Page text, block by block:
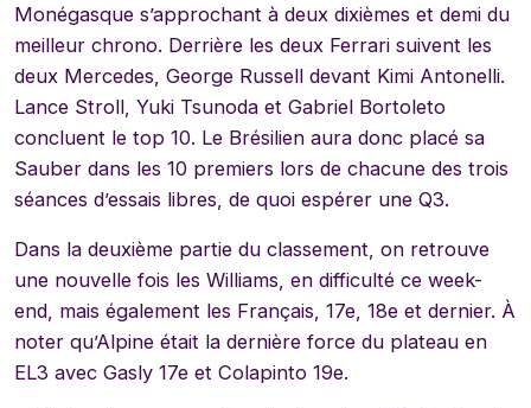
Monégasque s’approchant à deux dixièmes et demi du
meilleur chrono. Derrière les deux Ferrari suivent les
deux Mercedes, George Russell devant Kimi Antonelli.
Lance Stroll, Yuki Tsunoda et Gabriel Bortoleto
concluent le top 10. Le Brésilien aura donc placé sa
Sauber dans les 10 premiers lors de chacune des trois
séances d’essais libres, de quoi espérer une Q3.
Dans la deuxième partie du classement, on retrouve
une nouvelle fois les Williams, en difficulté ce week-
end, mais également les Français, 17e, 18e et dernier. À
noter qu’Alpine était la dernière force du plateau en
EL3 avec Gasly 17e et Colapinto 19e.